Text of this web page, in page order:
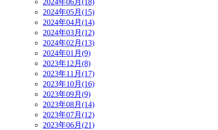
2024年06月(18)
2024年05月(15)
2024年04月(14)
2024年03月(12)
2024年02月(13)
2024年01月(9)
2023年12月(8)
2023年11月(17)
2023年10月(16)
2023年09月(9)
2023年08月(14)
2023年07月(12)
2023年06月(21)